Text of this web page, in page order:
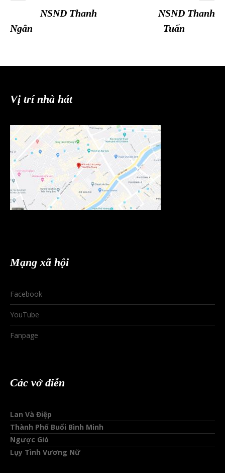
NSND Thanh
Ngân
NSND Thanh
Tuấn
Vị trí nhà hát
Mạng xã hội
Facebook
YouTube
Fanpage
Các vở diễn
Lan Và Điệp
Thành Phố Buổi Bình Minh
Ngược Gió
Lụy Tình Vương Nữ